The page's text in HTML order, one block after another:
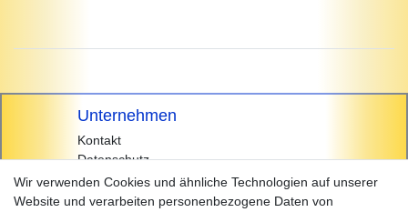
Unternehmen
Kontakt
Datenschutz
AGB
Impressum
Wir verwenden Cookies und ähnliche Technologien auf unserer
Website und verarbeiten personenbezogene Daten von